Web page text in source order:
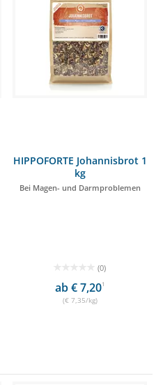
HIPPOFORTE Johannisbrot 1
kg
Bei Magen- und Darmproblemen
(0)
ab € 7,201
(€ 7,35/kg)